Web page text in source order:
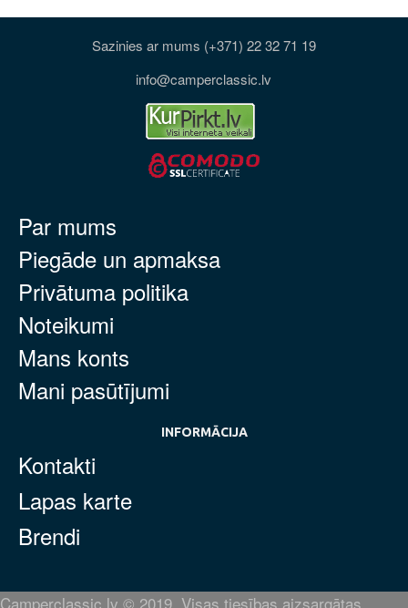
Sazinies ar mums (+371) 22 32 71 19
info@camperclassic.lv
Par mums
Piegāde un apmaksa
Privātuma politika
Noteikumi
Mans konts
Mani pasūtījumi
INFORMĀCIJA
Kontakti
Lapas karte
Brendi
Camperclassic.lv © 2019. Visas tiesības aizsargātas